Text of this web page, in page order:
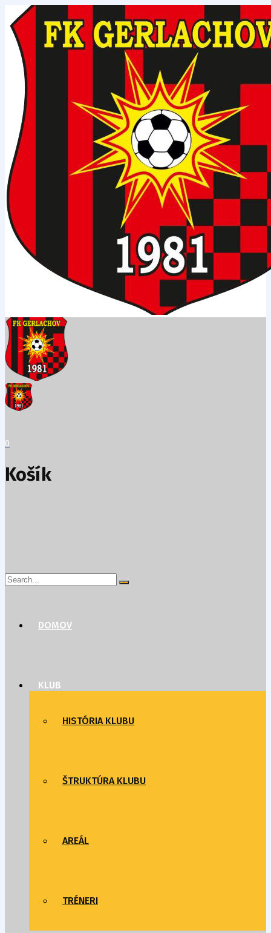
0
Košík
Search
for:
DOMOV
KLUB
HISTÓRIA KLUBU
ŠTRUKTÚRA KLUBU
AREÁL
TRÉNERI